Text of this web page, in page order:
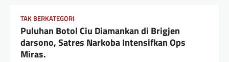
TAK BERKATEGORI
Puluhan Botol Ciu Diamankan di Brigjen
darsono, Satres Narkoba Intensifkan Ops
Miras.